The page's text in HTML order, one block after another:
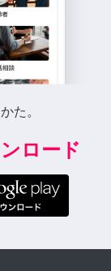
た。
ロード